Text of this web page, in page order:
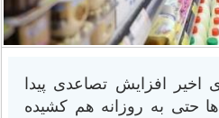
اخیر افزایش تصاعدی پیدا
حتی به روزانه هم کشیده